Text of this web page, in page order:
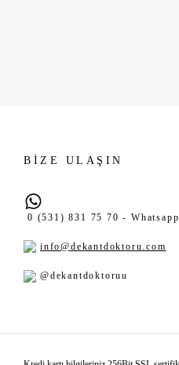
BİZE ULAŞIN
0 (531) 831 75 70 -
info@dekantdoktoru.com
@dekantdoktoruu